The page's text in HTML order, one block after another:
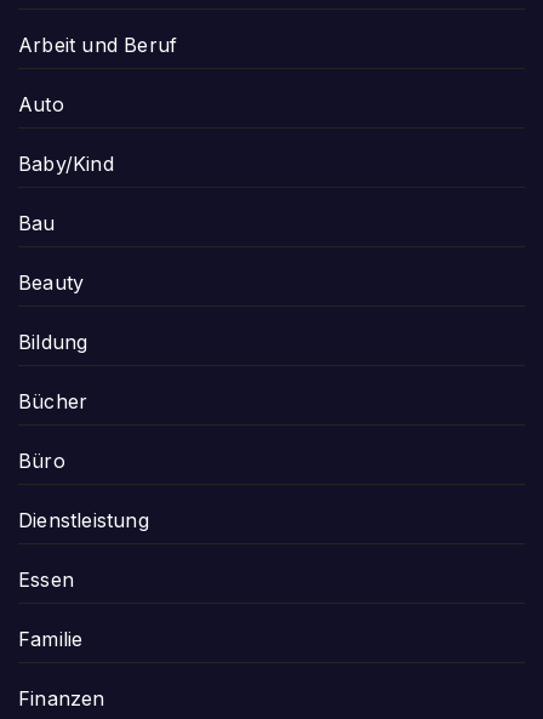
Arbeit und Beruf
Auto
Baby/Kind
Bau
Beauty
Bildung
Bücher
Büro
Dienstleistung
Essen
Familie
Finanzen